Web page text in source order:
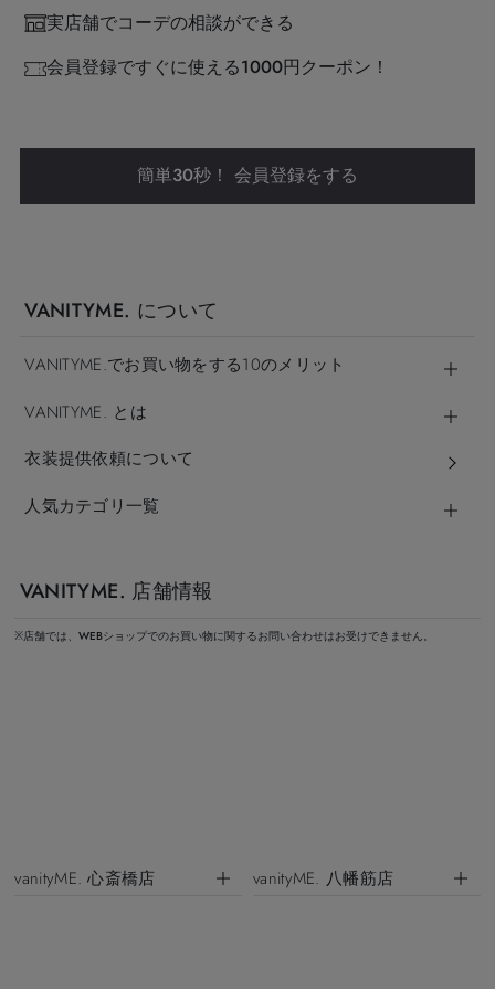
実店舗でコーデの相談ができる
会員登録ですぐに使える1000円クーポン！
簡単30秒！ 会員登録をする
VANITYME. について
VANITYME.でお買い物をする10のメリット
VANITYME. とは
衣装提供依頼について
人気カテゴリ一覧
VANITYME. 店舗情報
※店舗では、WEBショップでのお買い物に関するお問い合わせはお受けできません。
vanityME. 心斎橋店 vanityME. 八幡筋店